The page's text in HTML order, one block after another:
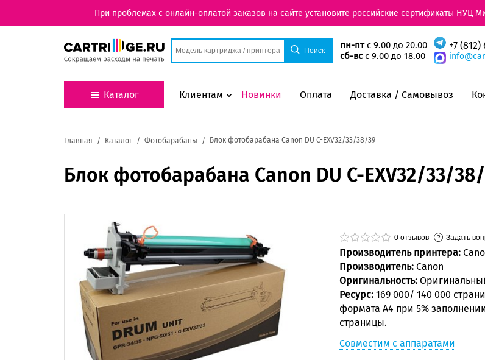
При проблемах с онлайн-оплатой заказов на сайте установите российские сертификаты НУЦ
пн-птс 9.00 до 20.00
сб-всс 9.00 до 18.00
+7 (812)
Каталог Клиентам Новинки Оплата Доставка / Самовывоз
Главная Каталог Фотобарабаны Блок фотобарабана Canon DU C-EXV32/33/38/39
Блок фотобарабана Canon DU C-EXV32/33/
0 отзывов Задать
Производитель принтера:
Производитель: Canon
Оригинальность:
Ресурс: 169 000/ 140 000
формата А4 при 5% заполнении
страницы.
Совместим с аппаратами